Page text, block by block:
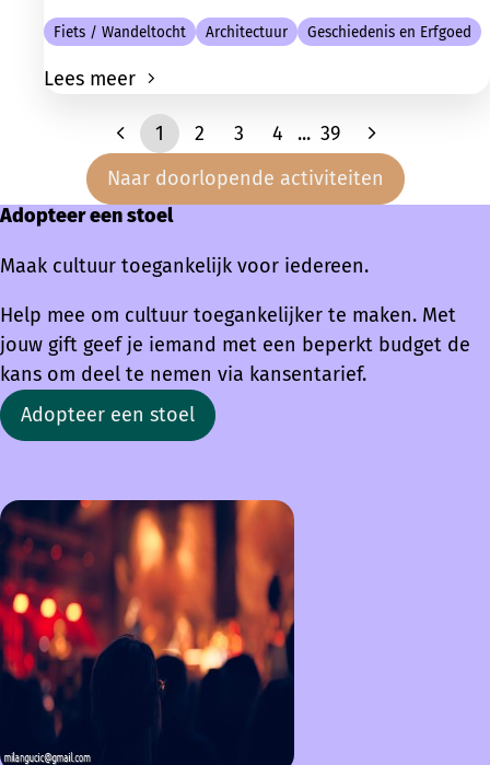
Fiets / Wandeltocht Architectuur Geschiedenis en Erfgoed
Lees meer
1 2 3 4 ... 39
Naar doorlopende activiteiten
Adopteer een stoel
Maak cultuur toegankelijk voor iedereen.
Help mee om cultuur toegankelijker te maken. Met
jouw gift geef je iemand met een beperkt budget de
kans om deel te nemen via kansentarief.
Adopteer een stoel